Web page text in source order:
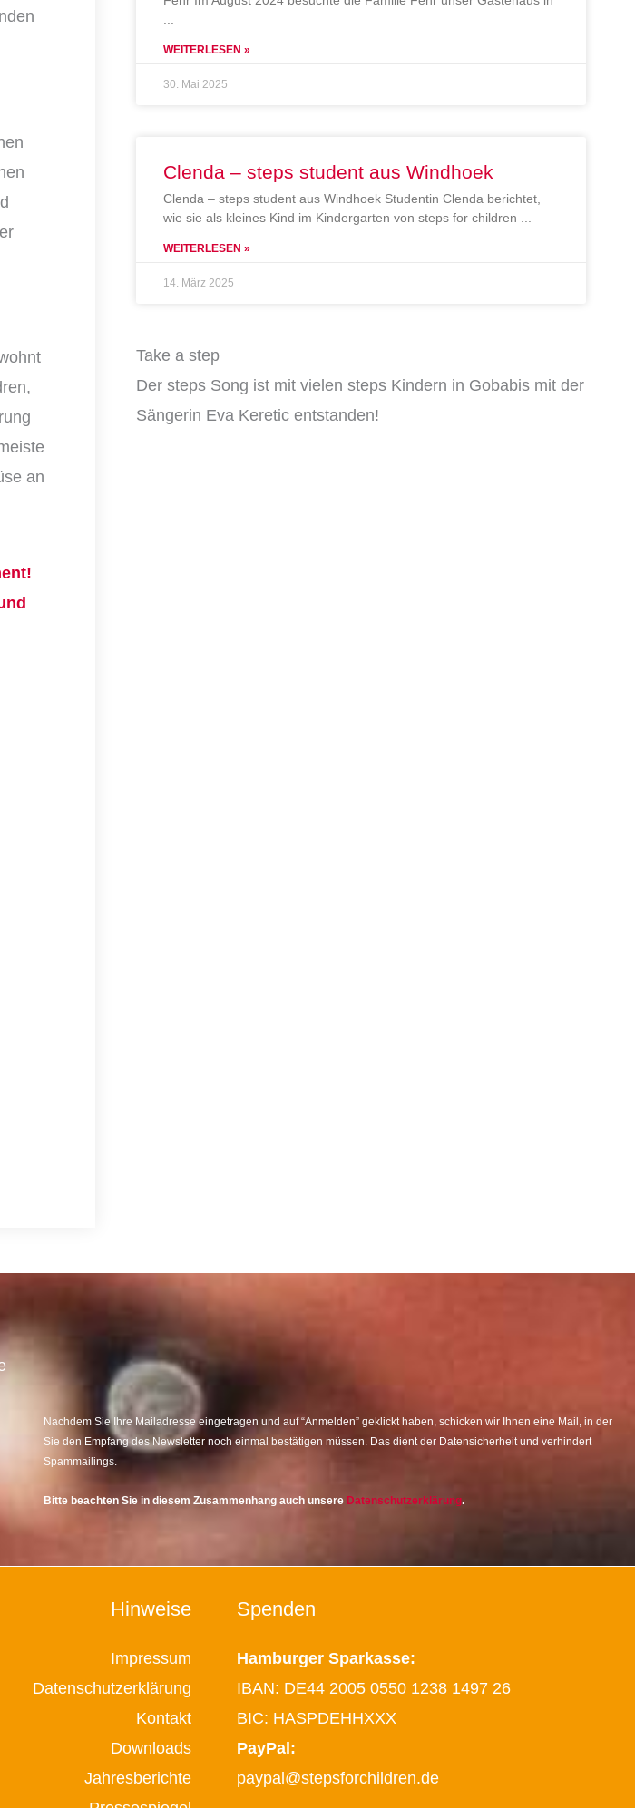
an
WEITERLESEN »
30. Mai 2025
Clenda – steps student aus Windhoek
Clenda – steps student aus Windhoek Studentin Clenda berichtet,
wie sie als kleines Kind im Kindergarten von steps for children
WEITERLESEN »
14. März 2025
Take a step
Der steps Song ist mit vielen steps Kindern in Gobabis mit der
Sängerin Eva Keretic entstanden!
Nachdem Sie Ihre Mailadresse eingetragen und auf “Anmelden” geklickt haben, schicken wir Ihnen eine Mail, in der
Sie den Empfang des Newsletter noch einmal bestätigen müssen. Das dient der Datensicherheit und verhindert
Spammailings.
Bitte beachten Sie in diesem Zusammenhang auch unsere Datenschutzerklärung.
Hinweise
Impressum
Datenschutzerklärung
Kontakt
Downloads
Jahresberichte
Spenden
Hamburger Sparkasse:
IBAN: DE44 2005 0550 1238 1497 26
BIC: HASPDEHHXXX
PayPal:
paypal@stepsforchildren.de